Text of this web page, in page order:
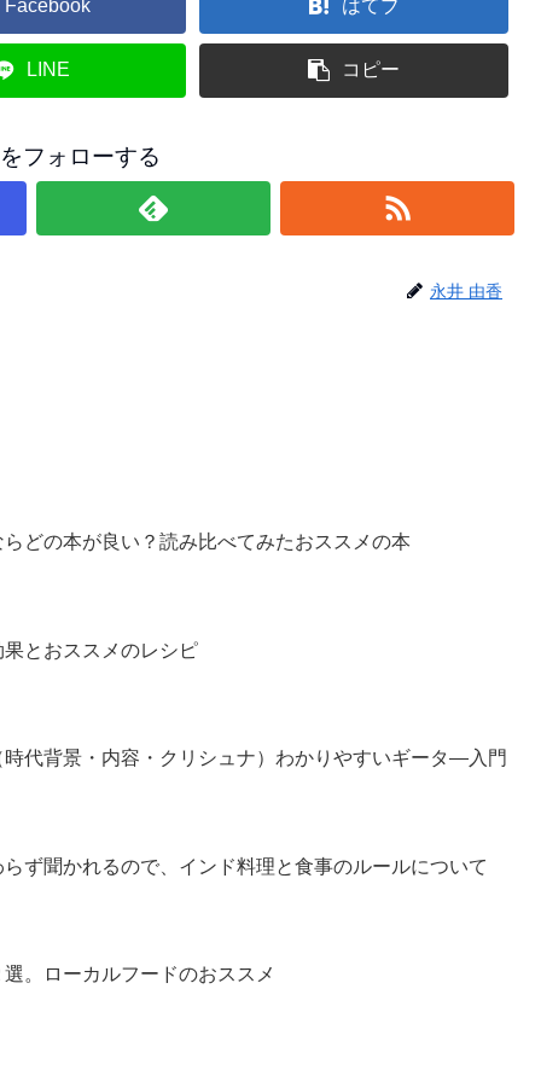
Facebook はてブ
LINE コピー
フォローする
永井 由香
どの本が良い？読み比べてみたおススメの本
とおススメのレシピ
代背景・内容・クリシュナ）わかりやすいギータ―入門
ず聞かれるので、インド料理と食事のルールについて
。ローカルフードのおススメ